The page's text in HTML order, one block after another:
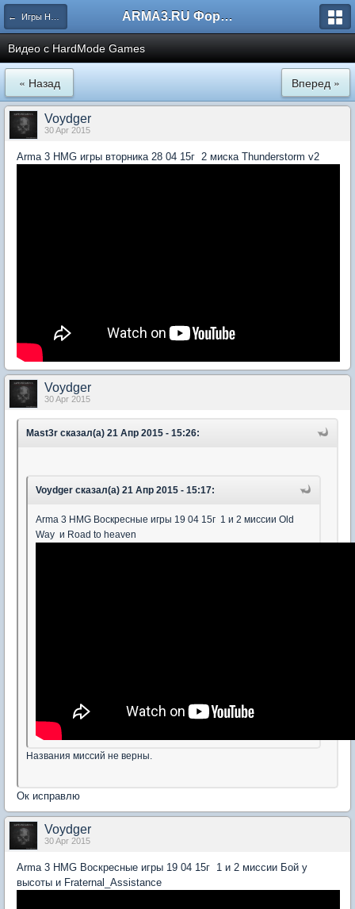
← Игры HardMode ARMA3.RU Форум
Видео с HardMode Games
« Назад Вперед »
Voydger
30 Apr 2015
Arma 3 HMG игры вторника 28 04 15г 2 миска Thunderstorm v2
Voydger
30 Apr 2015
Mast3r сказал(а) 21 Апр 2015 - 15:26:
Voydger сказал(а) 21 Апр 2015 - 15:17:
Arma 3 HMG Воскресные игры 19 04 15г 1 и 2 миссии Old
Way и Road to heaven
Названия миссий не верны.
Ок исправлю
Voydger
30 Apr 2015
Arma 3 HMG Воскресные игры 19 04 15г 1 и 2 миссии Бой у
высоты и Fraternal_Assistance